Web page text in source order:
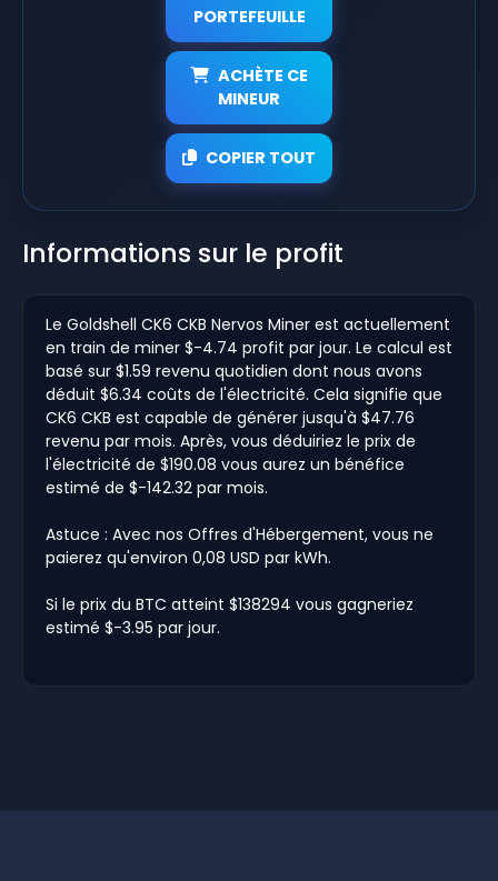
PORTEFEUILLE
ACHÈTE CE
MINEUR
COPIER TOUT
Informations sur le profit
Le Goldshell CK6 CKB Nervos Miner est actuellement
en train de miner $-4.74 profit par jour. Le calcul est
basé sur $1.59 revenu quotidien dont nous avons
déduit $6.34 coûts de l'électricité. Cela signifie que
CK6 CKB est capable de générer jusqu'à $47.76
revenu par mois. Après, vous déduiriez le prix de
l'électricité de $190.08 vous aurez un bénéfice
estimé de $-142.32 par mois.
Astuce : Avec nos Offres d'Hébergement, vous ne
paierez qu'environ 0,08 USD par kWh.
Si le prix du BTC atteint $138294 vous gagneriez
estimé $-3.95 par jour.